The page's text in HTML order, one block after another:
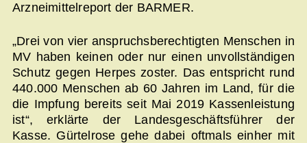
Arzneimittelreport der BARMER.
„Drei von vier anspruchsberechtigten Menschen in
MV haben keinen oder nur einen unvollständigen
Schutz gegen Herpes zoster. Das entspricht rund
440.000 Menschen ab 60 Jahren im Land, für die
die Impfung bereits seit Mai 2019 Kassenleistung
ist“, erklärte der Landesgeschäftsführer der
Kasse. Gürtelrose gehe dabei oftmals einher mit